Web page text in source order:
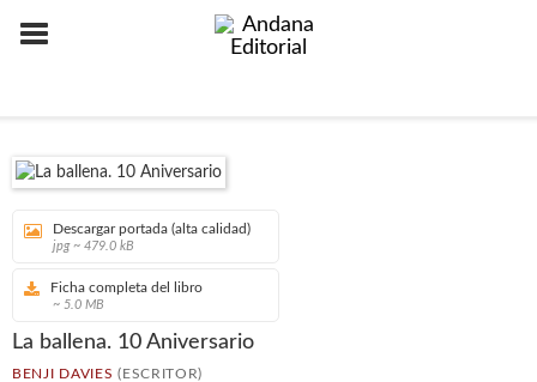
Descargar portada (alta calidad)
jpg ~ 479.0 kB
Ficha completa del libro
~ 5.0 MB
La ballena. 10 Aniversario
BENJI DAVIES (ESCRITOR)